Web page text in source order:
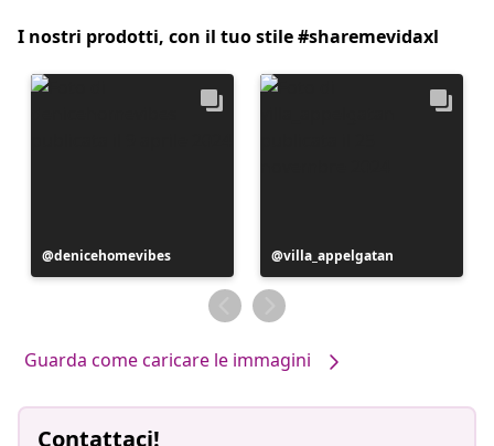
I nostri prodotti, con il tuo stile #sharemevidaxl
Post
pubblicato
denicehomevibes
Post
pubblicato
da
villa_appelgatan
Guarda come caricare le immagini
Contattaci!